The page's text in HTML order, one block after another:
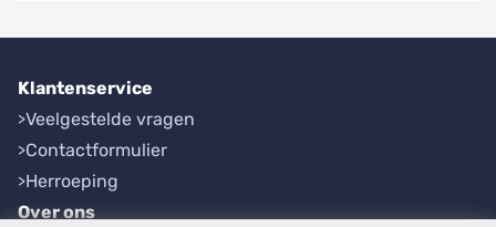
Klantenservice
Veelgestelde vragen
Contactformulier
Herroeping
Over ons